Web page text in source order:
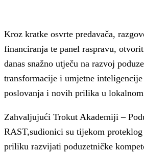
Kroz kratke osvrte predavača,
financiranja te panel raspravu,
danas snažno utječu na razvoj
transformacije i umjetne inteligencije
poslovanja i novih prilika u
Zahvaljujući Trokut Akademiji –
RAST,sudionici su tijekom
priliku razvijati poduzetničke